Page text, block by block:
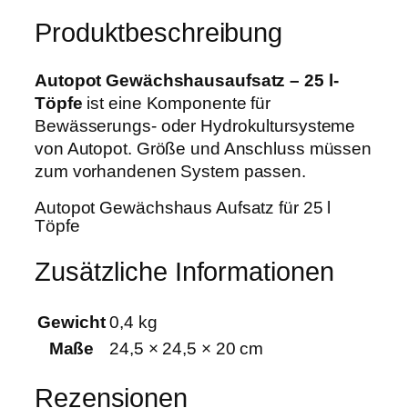
a
r
1
1
,
8
6
4
9
€
.
h
h
a
u
s
a
f
a
t
–
Produktbeschreibung
Autopot Gewächshausaufsatz – 25 l-
Töpfe ist eine Komponente für
Bewässerungs- oder Hydrokultursysteme
von Autopot. Größe und Anschluss müssen
zum vorhandenen System passen.
Autopot Gewächshaus Aufsatz für 25 l
Töpfe
Zusätzliche Informationen
Gewicht 0,4 kg
Maße
24,5 × 24,5 × 20 cm
Rezensionen